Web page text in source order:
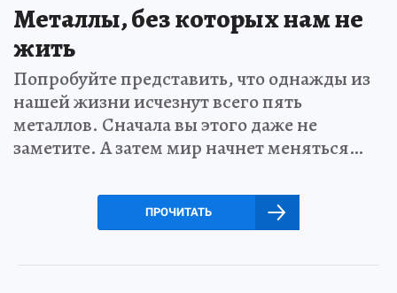
Металлы, без которых нам не
жить
Попробуйте представить, что однажды из
нашей жизни исчезнут всего пять
металлов. Сначала вы этого даже не
заметите. А затем мир начнет меняться…
ПРОЧИТАТЬ